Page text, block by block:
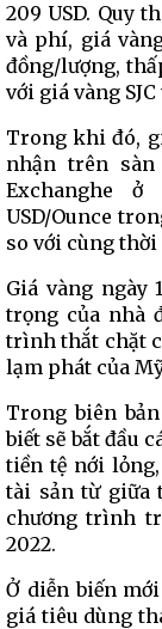
209 USD. Quy
và phí, giá
đồng/lượng,
với giá vàng
Trong khi đó,
nhận trên sàn
Exchanghe ở
USD/Ounce
so với cùng thời
Giá vàng ngày
trọng của nhà
trình thắt chặt
lạm phát của
Trong biên
biết sẽ bắt đầu
tiền tệ nới
tài sản từ giữa
chương trình
2022.
Ở diễn biến
giá tiêu dùng